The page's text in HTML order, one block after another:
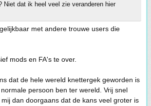
Niet dat ik heel veel zie veranderen hier
met andere trouwe users die
mods en FA's te over.
dat de hele wereld knettergek geworden is
persoon ben ter wereld. Vrij snel
dan doorgaans dat de kans veel groter is